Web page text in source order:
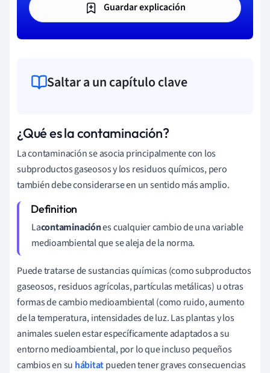
Guardar explicación
Saltar a un capítulo clave
¿Qué es la contaminación?
La contaminación se asocia principalmente con los
subproductos gaseosos y los residuos químicos, pero
también debe considerarse en un sentido más amplio.
Lacontaminaciónes cualquier cambio de una variable
medioambiental que se aleja de la norma.
Puede tratarse de sustancias químicas (como subproductos
gaseosos, residuos agrícolas, partículas metálicas) u otras
formas de cambio medioambiental (como ruido, aumento
de la temperatura, intensidades de luz. Las plantas y los
animales suelen estar específicamente adaptados a su
entorno medioambiental, por lo que incluso pequeños
cambios en su hábitatpueden tener graves consecuencias